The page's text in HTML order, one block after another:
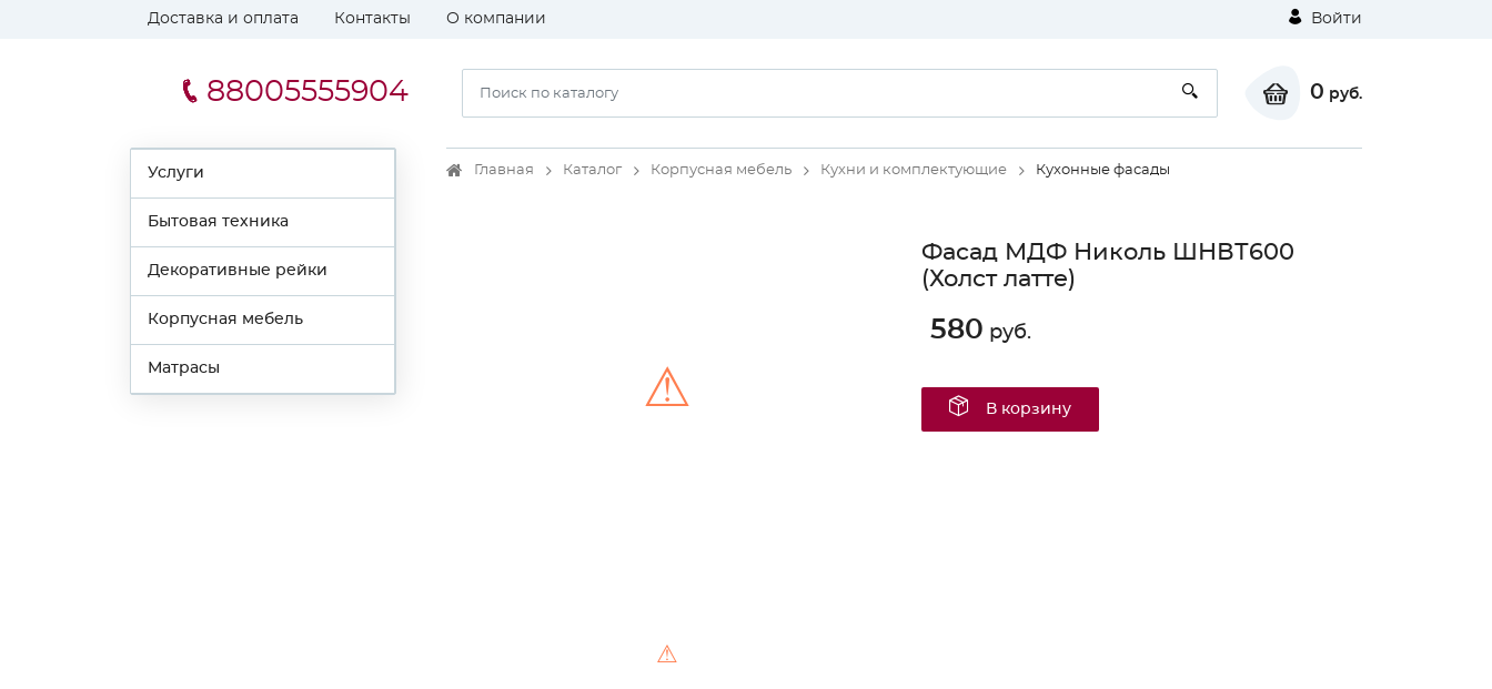
Доставка и оплата Контакты О компании Войти
88005555904 0 руб.
Услуги
Бытовая техника
Декоративные рейки
Корпусная мебель
Матрасы
Главная Каталог Корпусная мебель Кухни и комплектующие Кухонные фасады
⚠
⚠
Фасад МДФ Николь ШНВТ600
(Холст латте)
580 руб.
В корзину